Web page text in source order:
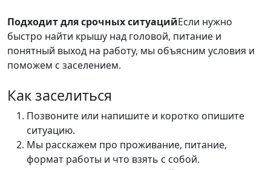
Подходит для срочных ситуацийЕсли нужно
быстро найти крышу над головой, питание и
понятный выход на работу, мы объясним условия и
поможем с заселением.
Как заселиться
Позвоните или напишите и коротко опишите
ситуацию.
Мы расскажем про проживание, питание,
формат работы и что взять с собой.